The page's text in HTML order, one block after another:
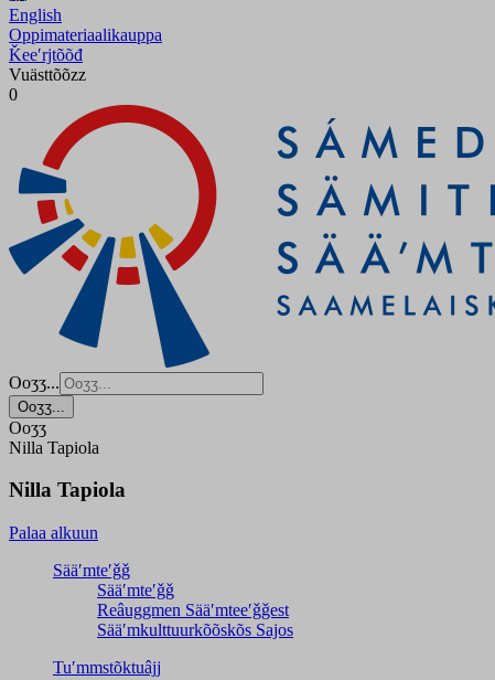
English
Oppimateriaalikauppa
Ǩeeʹrjtõõđ
Vuästtõõzz
0
Ooʒʒ...
Ooʒʒ...
Ooʒʒ
Nilla Tapiola
Nilla Tapiola
Palaa alkuun
Sääʹmteʹǧǧ
Sääʹmteʹǧǧ
Reâuggmen Sääʹmteeʹǧǧest
Sääʹmkulttuurkõõskõs Sajos
Tuʹmmstõktuâjj